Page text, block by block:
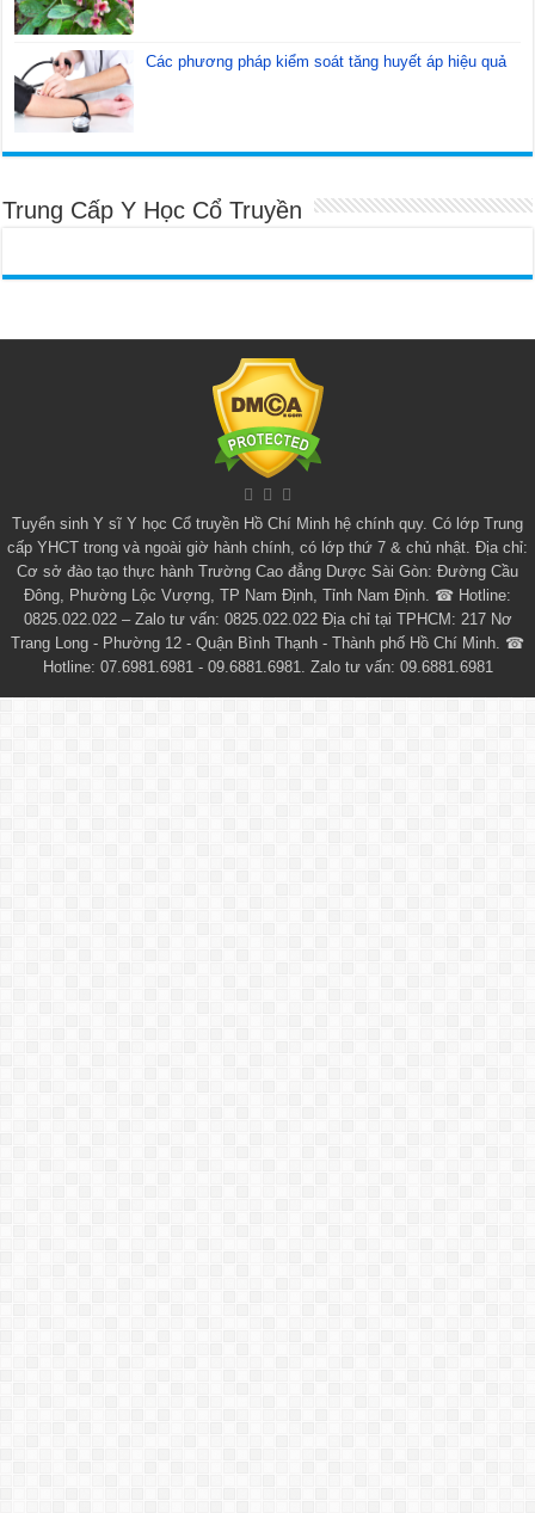
Các phương pháp kiểm soát tăng huyết áp hiệu quả
Trung Cấp Y Học Cổ Truyền
Tuyển sinh Y sĩ Y học Cổ truyền Hồ Chí Minh hệ chính quy. Có lớp Trung
cấp YHCT trong và ngoài giờ hành chính, có lớp thứ 7 & chủ nhật. Địa chỉ:
Cơ sở đào tạo thực hành Trường Cao đẳng Dược Sài Gòn: Đường Cầu
Đông, Phường Lộc Vượng, TP Nam Định, Tỉnh Nam Định. ☎ Hotline:
0825.022.022 – Zalo tư vấn: 0825.022.022 Địa chỉ tại TPHCM: 217 Nơ
Trang Long - Phường 12 - Quận Bình Thạnh - Thành phố Hồ Chí Minh. ☎
Hotline: 07.6981.6981 - 09.6881.6981. Zalo tư vấn: 09.6881.6981